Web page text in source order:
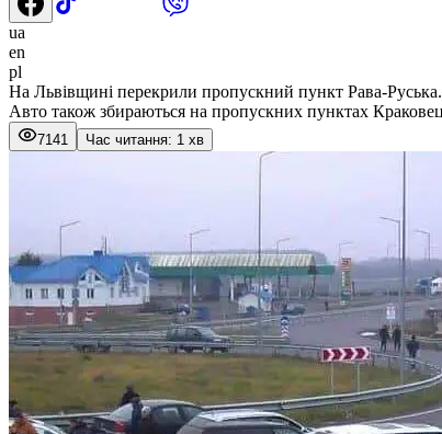
ua
en
pl
На Львівщині перекрили пропускний пункт Рава-
Авто також збираються на пропускних пунктах
7141 Час читання: 1 хв